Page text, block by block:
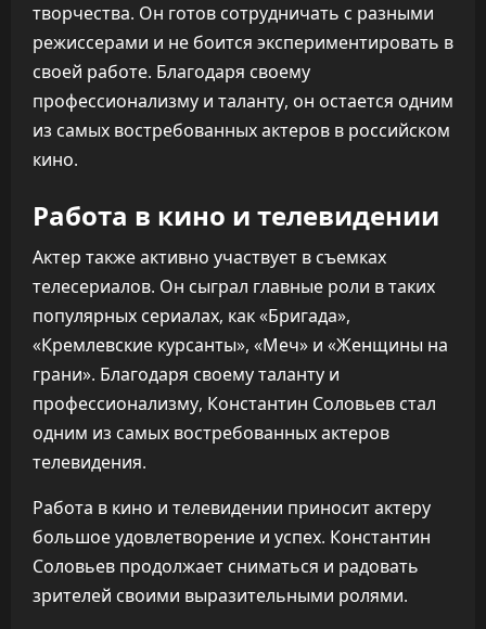
творчества. Он готов сотрудничать с разными
режиссерами и не боится экспериментировать в
своей работе. Благодаря своему
профессионализму и таланту, он остается одним
из самых востребованных актеров в российском
кино.
Работа в кино и телевидении
Актер также активно участвует в съемках
телесериалов. Он сыграл главные роли в таких
популярных сериалах, как «Бригада»,
«Кремлевские курсанты», «Меч» и «Женщины на
грани». Благодаря своему таланту и
профессионализму, Константин Соловьев стал
одним из самых востребованных актеров
телевидения.
Работа в кино и телевидении приносит актеру
большое удовлетворение и успех. Константин
Соловьев продолжает сниматься и радовать
зрителей своими выразительными ролями.